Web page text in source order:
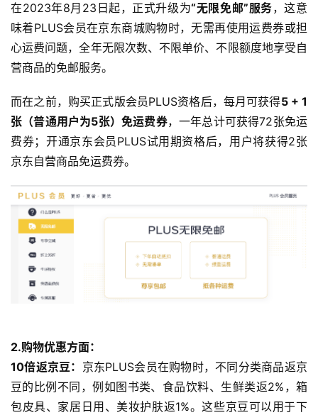
在2023年8月23日起，正式升级为“无限免邮”服务，这意
味着PLUS会员在京东商城购物时，无需再使用运费券或担
心运费问题，全年无限次数、不限单价、不限额度地享受自
营商品的免邮服务。
而在之前，购买正式版会员PLUS资格后，每月可获得5 + 1
张（普通用户为5张）免运费券，一年总计可获得72张免运
费券；开通京东会员PLUS试用期资格后，用户将获得2张
京东自营商品免运费券。
2.购物优惠方面：
10倍返京豆： 京东PLUS会员在购物时，不同分类商品返京
豆的比例不同，例如图书类、食品饮料、生鲜类返2%，箱
包皮具、家居日用、美妆护肤返1%。这些京豆可以用于下